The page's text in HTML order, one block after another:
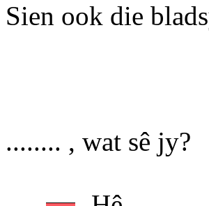
Sien ook die
........ , wat sê jy?